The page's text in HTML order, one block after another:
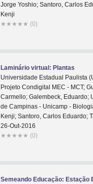
Jorge Yoshio; Santoro, Carlos
Kenji
★ ★ ★ ★ ★ (0)
Laminário virtual: Plantas
Universidade Estadual Paulista
Projeto Condigital MEC - MCT;
Carmello; Galembeck, Eduardo;
de Campinas - Unicamp -
Kenji; Santoro, Carlos Eduardo;
26-Out-2016
★ ★ ★ ★ ★ (0)
Semeando Educação: Estação